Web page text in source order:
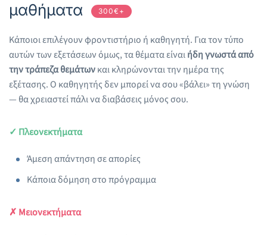
μαθήματα
300€+
Κάποιοι επιλέγουν φροντιστήριο ή καθηγητή. Για τον τύπο
αυτών των εξετάσεων όμως, τα θέματα είναιήδη γνωστά από
την τράπεζα θεμάτωνκαι κληρώνονται την ημέρα της
εξέτασης. Ο καθηγητής δεν μπορεί να σου «βάλει» τη γνώση
— θα χρειαστεί πάλι να διαβάσεις μόνος σου.
✓ Πλεονεκτήματα
Άμεση απάντηση σε απορίες
Κάποια δόμηση στο πρόγραμμα
✗ Μειονεκτήματα